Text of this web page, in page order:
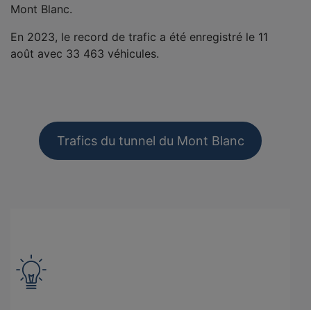
Mont Blanc.
En 2023, le record de trafic a été enregistré le 11
août avec 33 463 véhicules.
Trafics du tunnel du Mont Blanc